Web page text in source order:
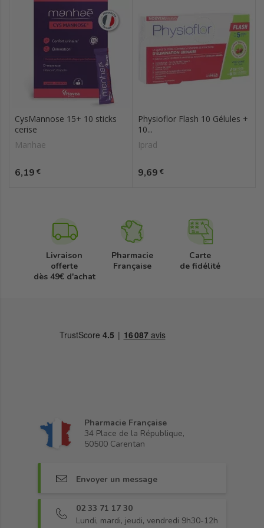
CysMannose 15+ 10 sticks
cerise
Manhae
Prix
6,19 €
Physioflor Flash 10 Gélules +
10...
Iprad
Prix
9,69 €
Livraison
offerte
dès 49€ d'achat
Pharmacie
Française
Carte
de fidélité
Pharmacie Française
34 Place de la République,
50500 Carentan
Envoyer un message
02 33 71 17 30
Lundi, mardi, jeudi, vendredi 9h30-12h